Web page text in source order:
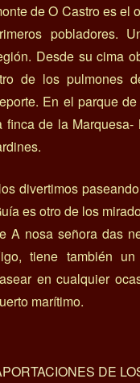
de O Castro es el
pobladores.
Desde su cima
de los pulmones
En el parque
finca de la
divertimos
es otro de los
A nosa señora das
tiene también
en cualquier
marítimo.
DE